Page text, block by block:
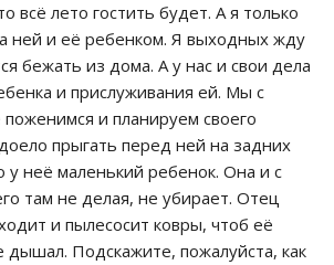
всё лето гостить будет. А я только
ней и её ребенком. Я выходных жду
бежать из дома. А у нас и свои дела
и прислуживания ей. Мы с
и планируем своего
прыгать перед ней на задних
у неё маленький ребенок. Она и с
там не делая, не убирает. Отец
и пылесосит ковры, чтоб её
Подскажите, пожалуйста, как